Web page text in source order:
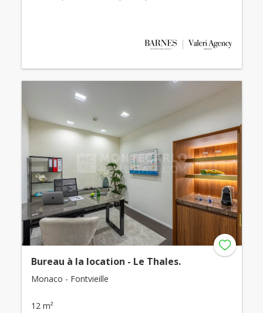
Bureau à la location - Le Thales.
Monaco - Fontvieille
12 m²